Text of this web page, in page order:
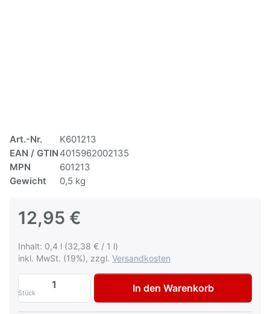
Art.-Nr.
K601213
EAN / GTIN 4015962002135
MPN
601213
Gewicht
0,5 kg
12,95 €
Inhalt: 0,4 l (32,38 € / 1 l)
inkl. MwSt. (19%), zzgl. Versandkosten
Stück
Multona Autolack für Skoda 9153
In den Warenkorb